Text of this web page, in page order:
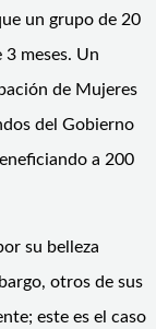
un grupo de 20
meses. Un
de Mujeres
del Gobierno
a 200
su belleza
otros de sus
este es el caso